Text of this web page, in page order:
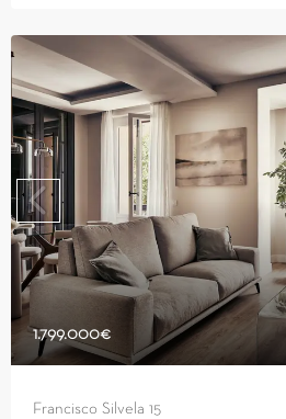
1.799.000€
Francisco Silvela 15